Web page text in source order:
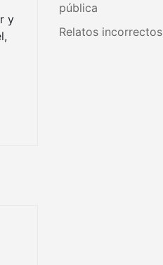
y
pública
Relatos incorrectos